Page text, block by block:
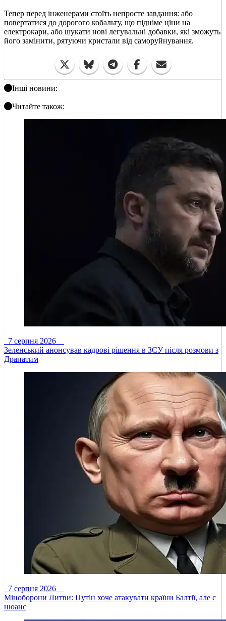
Тепер перед інженерами стоїть непросте завдання: або
повертатися до дорогого кобальту, що підніме ціни на
електрокари, або шукати нові легувальні добавки, які зможуть
його замінити, рятуючи кристали від саморуйнування.
Інші новини:
Читайте також:
7 серпня 2026
Зеленський анонсував кадрові рішення в ЗСУ після розмови з
Драпатим
7 серпня 2026
Міноборони Литви: Путін хоче атакувати країни Балтії, але є
нюанс